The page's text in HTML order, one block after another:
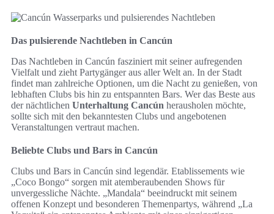
Das pulsierende Nachtleben in Cancún
Das Nachtleben in Cancún fasziniert mit seiner aufregenden
Vielfalt und zieht Partygänger aus aller Welt an. In der Stadt
findet man zahlreiche Optionen, um die Nacht zu genießen, von
lebhaften Clubs bis hin zu entspannten Bars. Wer das Beste aus
der nächtlichen Unterhaltung Cancún herausholen möchte,
sollte sich mit den bekanntesten Clubs und angebotenen
Veranstaltungen vertraut machen.
Beliebte Clubs und Bars in Cancún
Clubs und Bars in Cancún sind legendär. Etablissements wie
„Coco Bongo“ sorgen mit atemberaubenden Shows für
unvergessliche Nächte. „Mandala“ beeindruckt mit seinem
offenen Konzept und besonderen Themenpartys, während „La